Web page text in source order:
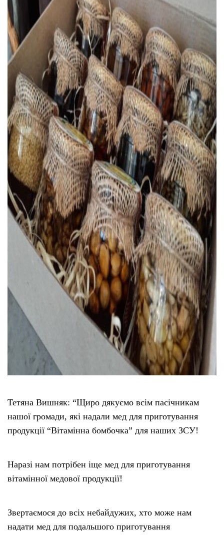
Тетяна Вишняк: “Щиро дякуємо всім пасічникам
нашої громади, які надали мед для приготування
продукції “Вітамінна бомбочка” для наших ЗСУ!
Наразі нам потрібен іще мед для приготування
вітамінної медової продукції!
Звертаємося до всіх небайдужих, хто може нам
надати мед для подальшого приготування